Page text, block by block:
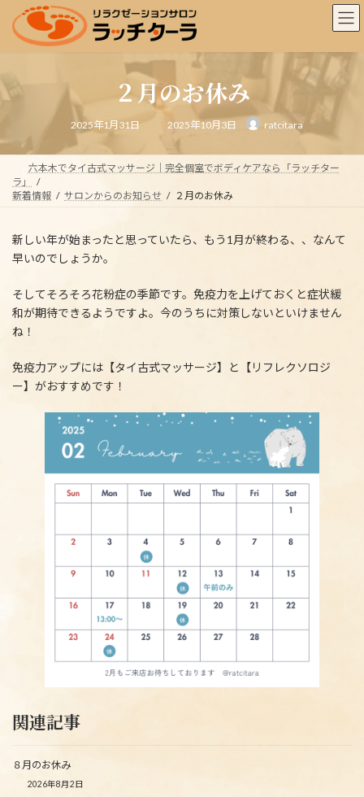
へ
ッ
プ
ョ
移
動
２月のお休み
2025年1月31日
終
日
時
:
2025年10月3日 ratcitara
六本木でタイ古式マッサージ｜完全個室でボディケアなら「ラッチター
ラ」
新着情報
サロンからのお知らせ ２月のお休み
新しい年が始まったと思っていたら、もう1月が終わる、、なんて
早いのでしょうか。
そしてそろそろ花粉症の季節です。免疫力を上げておくと症状緩
和が期待できるようですよ。 今のうちに対策しないといけません
ね！
免疫力アップには【タイ古式マッサージ】と【リフレクソロジ
ー】がおすすめです！
関連記事
８月のお休み
2026年8月2日